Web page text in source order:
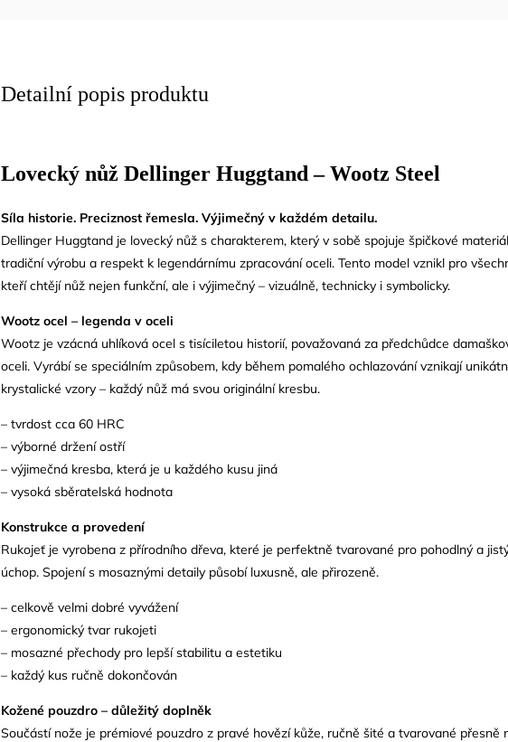
Detailní popis produktu
Lovecký nůž Dellinger Huggtand – Wootz Steel
Síla historie. Preciznost řemesla. Výjimečný v každém detailu.
Dellinger Huggtand je lovecký nůž s charakterem, který v sobě spojuje špičkové
tradiční výrobu a respekt k legendárnímu zpracování oceli. Tento model vznikl pro
kteří chtějí nůž nejen funkční, ale i výjimečný – vizuálně, technicky i symbolicky.
Wootz ocel – legenda v oceli
Wootz je vzácná uhlíková ocel s tisíciletou historií, považovaná za předchůdce
oceli. Vyrábí se speciálním způsobem, kdy během pomalého ochlazování vznikají
krystalické vzory – každý nůž má svou originální kresbu.
– tvrdost cca 60 HRC
– výborné držení ostří
– výjimečná kresba, která je u každého kusu jiná
– vysoká sběratelská hodnota
Konstrukce a provedení
Rukojeť je vyrobena z přírodního dřeva, které je perfektně tvarované pro pohodlný a
úchop. Spojení s mosaznými detaily působí luxusně, ale přirozeně.
– celkově velmi dobré vyvážení
– ergonomický tvar rukojeti
– mosazné přechody pro lepší stabilitu a estetiku
– každý kus ručně dokončován
Kožené pouzdro – důležitý doplněk
Součástí nože je prémiové pouzdro z pravé hovězí kůže, ručně šité a tvarované přesně